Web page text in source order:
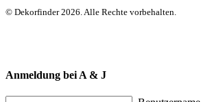
© Dekorfinder 2026. Alle Rechte vorbehalten.
Anmeldung bei A & J